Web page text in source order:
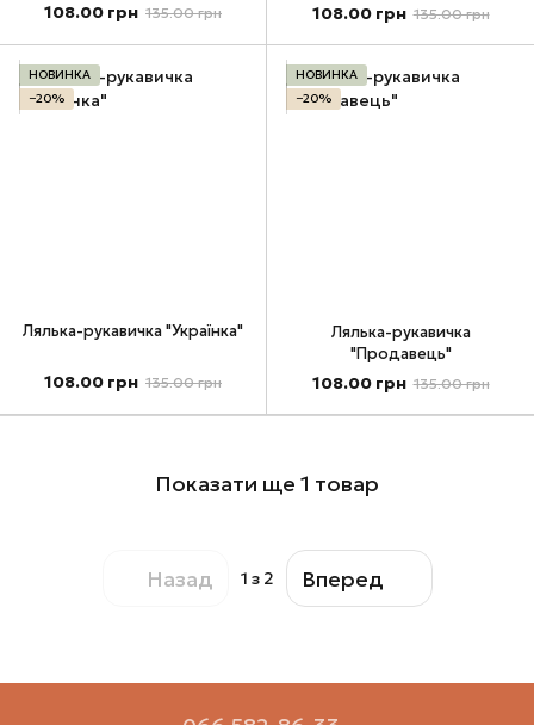
108.00 грн 135.00 грн 108.00 грн 135.00 грн
НОВИНКА
−20%
Лялька-рукавичка "Українка"
108.00 грн 135.00 грн
НОВИНКА
−20%
Лялька-рукавичка
"Продавець"
108.00 грн 135.00 грн
Показати ще 1 товар
Назад 1 з 2 Вперед